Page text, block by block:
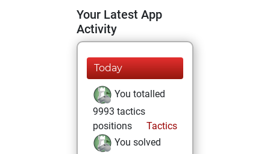
Your Latest App
Activity
Today
You totalled
9993 tactics
positions
Tactics
You solved